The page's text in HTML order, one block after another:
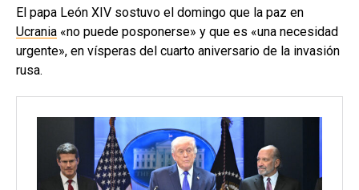
El papa León XIV sostuvo el domingo que la paz en
Ucrania «no puede posponerse» y que es «una necesidad
urgente», en vísperas del cuarto aniversario de la invasión
rusa.